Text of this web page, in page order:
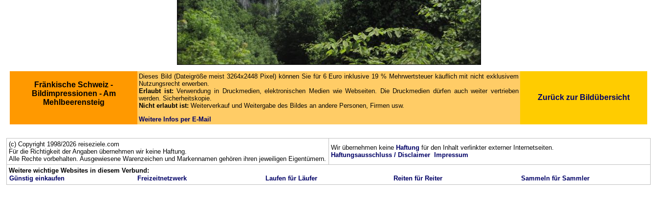
Fränkische Schweiz -
Bildimpressionen - Am
Mehlbeerensteig
Dieses Bild (Dateigröße meist 3264x2448 Pixel) können Sie für 6 Euro inklusive 19 % Mehrwertsteuer käuflich mit nicht exklusivem
Nutzungsrecht erwerben.
Erlaubt ist:Verwendung in Druckmedien, elektronischen Medien wie Webseiten. Die Druckmedien dürfen auch weiter vertrieben
werden. Sicherheitskopie.
Nicht erlaubt ist: Weiterverkauf und Weitergabe des Bildes an andere Personen, Firmen usw.
Weitere Infos per E-Mail
Zurück zur Bildübersicht
(c) Copyright 1998/2026 reiseziele.com
Für die Richtigkeit der Angaben übernehmen wir keine Haftung.
Alle Rechte vorbehalten. Ausgewiesene Warenzeichen und Markennamen gehören ihren jeweiligen Eigentümern.
Wir übernehmen keine Haftung für den Inhalt verlinkter externer Internetseiten.
Haftungsausschluss / Disclaimer
Impressum
Weitere wichtige Websites in diesem Verbund:
Günstig einkaufen
Freizeitnetzwerk Laufen für Läufer Reiten für Reiter Sammeln für Sammler